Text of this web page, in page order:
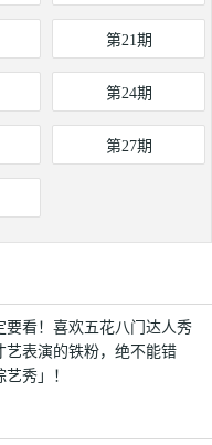
第21期
第24期
第27期
看！喜欢五花八门达人秀
艺表演的铁粉，绝不能错
秀」！